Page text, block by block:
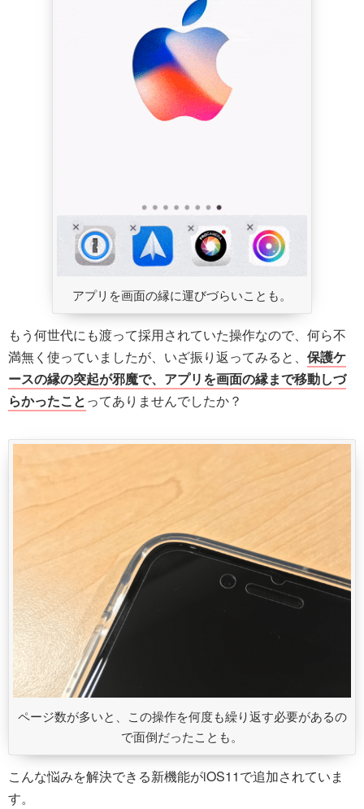
アプリを画面の縁に運びづらいことも。
もう何世代にも渡って採用されていた操作なので、何ら不
満無く使っていましたが、いざ振り返ってみると、 保護ケ
ースの縁の突起が邪魔で、アプリを画面の縁まで移動しづ
らかったことってありませんでしたか？
ページ数が多いと、この操作を何度も繰り返す必要があるの
で面倒だったことも。
こんな悩みを解決できる新機能がiOS11で追加されていま
す。